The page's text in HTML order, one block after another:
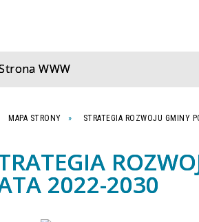
WWW
MAPA STRONY STRATEGIA ROZWOJU GMINY
2022-2030